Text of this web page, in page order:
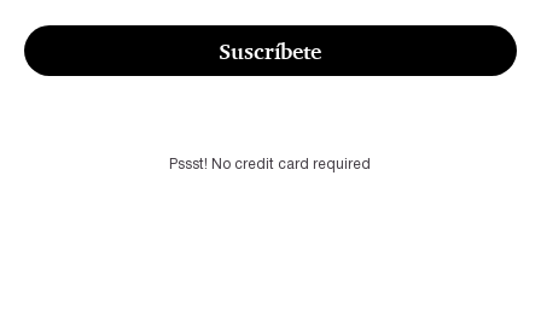
Suscríbete
Pssst! No credit card required